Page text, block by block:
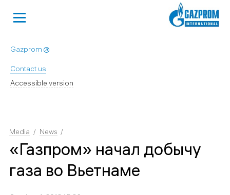
Gazprom
Contact us
Accessible version
Media News
«Газпром» начал добычу
газа во Вьетнаме